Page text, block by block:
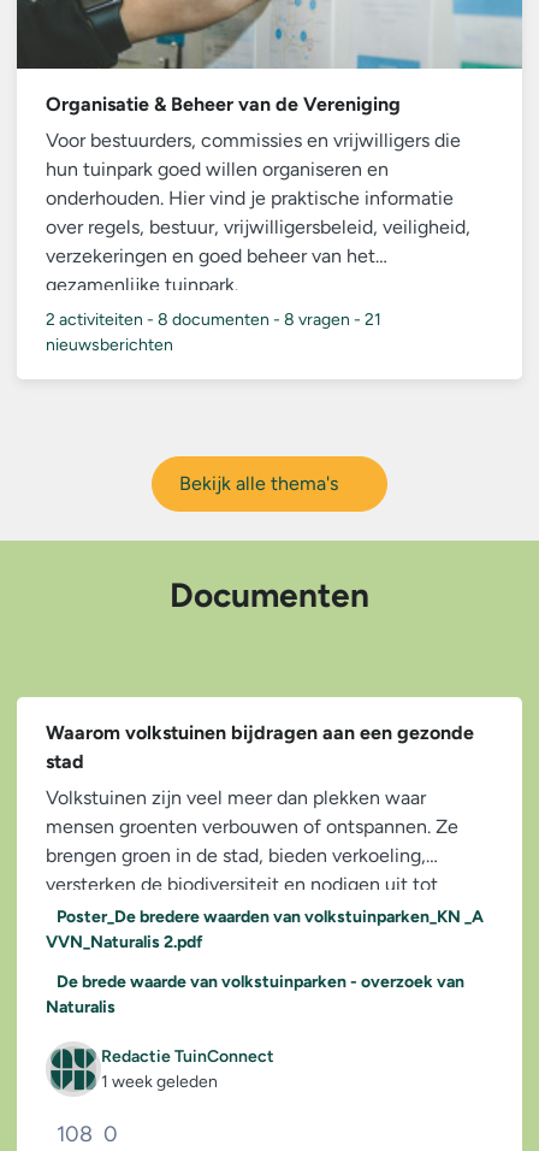
Organisatie & Beheer van de Vereniging
Voor bestuurders, commissies en vrijwilligers die
hun tuinpark goed willen organiseren en
onderhouden. Hier vind je praktische informatie
over regels, bestuur, vrijwilligersbeleid, veiligheid,
verzekeringen en goed beheer van het
gezamenlijke tuinpark.
2 activiteiten - 8 documenten - 8 vragen - 21
nieuwsberichten
Bekijk alle thema's
Documenten
Waarom volkstuinen bijdragen aan een gezonde
stad
Volkstuinen zijn veel meer dan plekken waar
mensen groenten verbouwen of ontspannen. Ze
brengen groen in de stad, bieden verkoeling,
versterken de biodiversiteit en nodigen uit tot
bewegen en...
Poster_De bredere waarden van volkstuinparken_KN _A
VVN_Naturalis 2.pdf
De brede waarde van volkstuinparken - overzoek van
Naturalis
Redactie TuinConnect
1 week geleden
108 0